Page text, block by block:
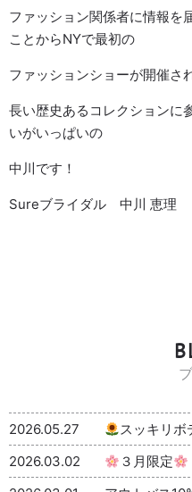
ファッション関係者に情報を
ことからNYで最初の
ファッションショーが開催さ
長い歴史あるコレクションに
いがいっぱいの
中川です！
Sureブライダル 中川 恵理
2026.05.27
スッキリボ
2026.03.02
３月限定